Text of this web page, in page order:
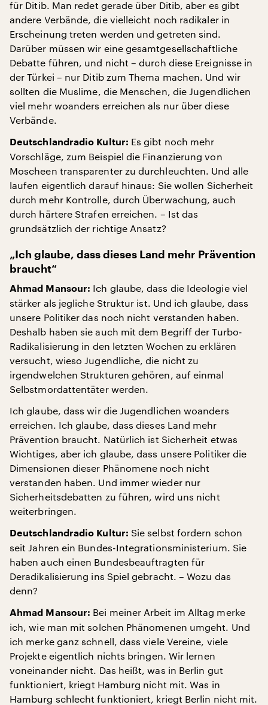
für Ditib. Man redet gerade über Ditib, aber es gibt
andere Verbände, die vielleicht noch radikaler in
Erscheinung treten werden und getreten sind.
Darüber müssen wir eine gesamtgesellschaftliche
Debatte führen, und nicht – durch diese Ereignisse in
der Türkei – nur Ditib zum Thema machen. Und wir
sollten die Muslime, die Menschen, die Jugendlichen
viel mehr woanders erreichen als nur über diese
Verbände.
Deutschlandradio Kultur: Es gibt noch mehr
Vorschläge, zum Beispiel die Finanzierung von
Moscheen transparenter zu durchleuchten. Und alle
laufen eigentlich darauf hinaus: Sie wollen Sicherheit
durch mehr Kontrolle, durch Überwachung, auch
durch härtere Strafen erreichen. – Ist das
grundsätzlich der richtige Ansatz?
„Ich glaube, dass dieses Land mehr Prävention
braucht“
Ahmad Mansour: Ich glaube, dass die Ideologie viel
stärker als jegliche Struktur ist. Und ich glaube, dass
unsere Politiker das noch nicht verstanden haben.
Deshalb haben sie auch mit dem Begriff der Turbo-
Radikalisierung in den letzten Wochen zu erklären
versucht, wieso Jugendliche, die nicht zu
irgendwelchen Strukturen gehören, auf einmal
Selbstmordattentäter werden.
Ich glaube, dass wir die Jugendlichen woanders
erreichen. Ich glaube, dass dieses Land mehr
Prävention braucht. Natürlich ist Sicherheit etwas
Wichtiges, aber ich glaube, dass unsere Politiker die
Dimensionen dieser Phänomene noch nicht
verstanden haben. Und immer wieder nur
Sicherheitsdebatten zu führen, wird uns nicht
weiterbringen.
Deutschlandradio Kultur: Sie selbst fordern schon
seit Jahren ein Bundes-Integrationsministerium. Sie
haben auch einen Bundesbeauftragten für
Deradikalisierung ins Spiel gebracht. – Wozu das
denn?
Ahmad Mansour: Bei meiner Arbeit im Alltag merke
ich, wie man mit solchen Phänomenen umgeht. Und
ich merke ganz schnell, dass viele Vereine, viele
Projekte eigentlich nichts bringen. Wir lernen
voneinander nicht. Das heißt, was in Berlin gut
funktioniert, kriegt Hamburg nicht mit. Was in
Hamburg schlecht funktioniert, kriegt Berlin nicht mit.